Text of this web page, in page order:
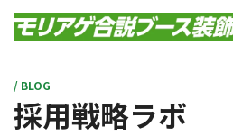
/ BLOG
採用戦略ラボ